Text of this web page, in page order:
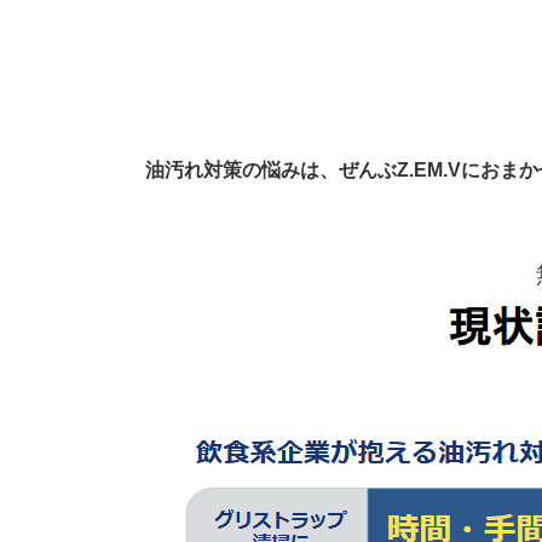
油汚れ対策の悩みは、ぜんぶZ.EM.Vにおま